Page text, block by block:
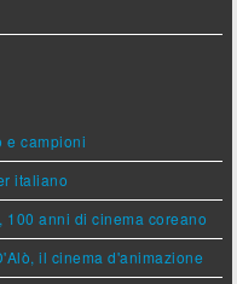
e campioni
italiano
100 anni di cinema coreano
il cinema d'animazione